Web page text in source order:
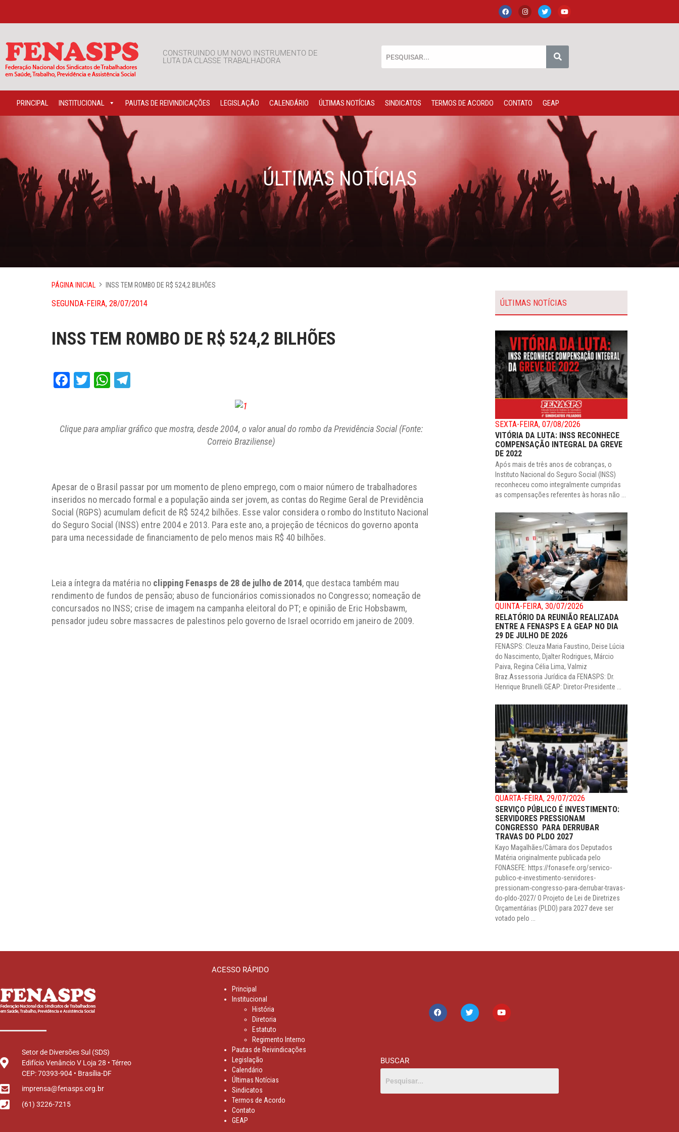
CONSTRUINDO UM NOVO INSTRUMENTO DE
LUTA DA CLASSE TRABALHADORA
PRINCIPAL INSTITUCIONAL PAUTAS DE REIVINDICAÇÕES LEGISLAÇÃO CALENDÁRIO ÚLTIMAS NOTÍCIAS SINDICATOS TERMOS DE ACORDO CONTATO GEAP
ÚLTIMAS NOTÍCIAS
PÁGINA INICIAL INSS TEM ROMBO DE R$ 524,2 BILHÕES
SEGUNDA-FEIRA, 28/07/2014
INSS TEM ROMBO DE R$ 524,2 BILHÕES
Facebook
TwitterWhatsApp
Clique para ampliar gráfico que mostra, desde 2004, o valor anual do rombo da Previdência Social (Fonte:
Correio Braziliense)
Apesar de o Brasil passar por um momento de pleno emprego, com o maior número de trabalhadores
inseridos no mercado formal e a população ainda ser jovem, as contas do Regime Geral de Previdência
Social (RGPS) acumulam deficit de R$ 524,2 bilhões. Esse valor considera o rombo do Instituto Nacional
do Seguro Social (INSS) entre 2004 e 2013. Para este ano, a projeção de técnicos do governo aponta
para uma necessidade de financiamento de pelo menos mais R$ 40 bilhões.
Leia a íntegra da matéria no clipping Fenasps de 28 de julho de 2014, que destaca também mau
rendimento de fundos de pensão; abuso de funcionários comissionados no Congresso; nomeação de
concursados no INSS; crise de imagem na campanha eleitoral do PT; e opinião de Eric Hobsbawm,
pensador judeu sobre massacres de palestinos pelo governo de Israel ocorrido em janeiro de 2009.
ÚLTIMAS NOTÍCIAS
SEXTA-FEIRA, 07/08/2026
VITÓRIA DA LUTA: INSS RECONHECE
COMPENSAÇÃO INTEGRAL DA GREVE
DE 2022
Após mais de três anos de cobranças, o
Instituto Nacional do Seguro Social (INSS)
reconheceu como integralmente cumpridas
as compensações referentes às horas não ...
QUINTA-FEIRA, 30/07/2026
RELATÓRIO DA REUNIÃO REALIZADA
ENTRE A FENASPS E A GEAP NO DIA
29 DE JULHO DE 2026
FENASPS: Cleuza Maria Faustino, Deise Lúcia
do Nascimento, Djalter Rodrigues, Márcio
Paiva, Regina Célia Lima, Valmiz
Braz.Assessoria Jurídica da FENASPS: Dr.
Henrique Brunelli.GEAP: Diretor-Presidente ...
QUARTA-FEIRA, 29/07/2026
SERVIÇO PÚBLICO É INVESTIMENTO:
SERVIDORES PRESSIONAM
CONGRESSO PARA DERRUBAR
TRAVAS DO PLDO 2027
Kayo Magalhães/Câmara dos Deputados
Matéria originalmente publicada pelo
FONASEFE: https://fonasefe.org/servico-
publico-e-investimento-servidores-
pressionam-congresso-para-derrubar-travas-
do-pldo-2027/ O Projeto de Lei de Diretrizes
Orçamentárias (PLDO) para 2027 deve ser
votado pelo ...
Setor de Diversões Sul (SDS)
Edifício Venâncio V Loja 28 • Térreo
CEP: 70393-904 • Brasília-DF
imprensa@fenasps.org.br
(61) 3226-7215
ACESSO RÁPIDO
Principal
Institucional
História
Diretoria
Estatuto
Regimento Interno
Pautas de Reivindicações
Legislação
Calendário
Últimas Notícias
Sindicatos
Termos de Acordo
Contato
GEAP
BUSCAR